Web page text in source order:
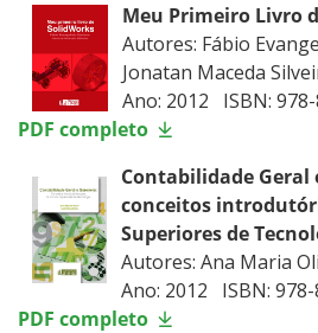
Meu Primeiro Livro
Autores: Fábio
Jonatan Maceda
Ano: 2012 ISBN:
PDF completo
Contabilidade Geral
conceitos
Superiores de
Autores: Ana Maria
Ano: 2012 ISBN:
PDF completo